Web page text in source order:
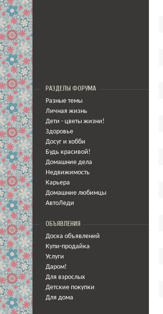
РАЗДЕЛЫ ФОРУМА
Разные темы
Личная жизнь
Дети - цветы жизни!
Здоровье
Досуг и хобби
Будь красивой!
Домашние дела
Недвижимость
Карьера
Домашние любимцы
АвтоЛеди
ОБЪЯВЛЕНИЯ
Доска объявлений
Купи-продайка
Услуги
Даром!
Для взрослых
Детские покупки
Для дома